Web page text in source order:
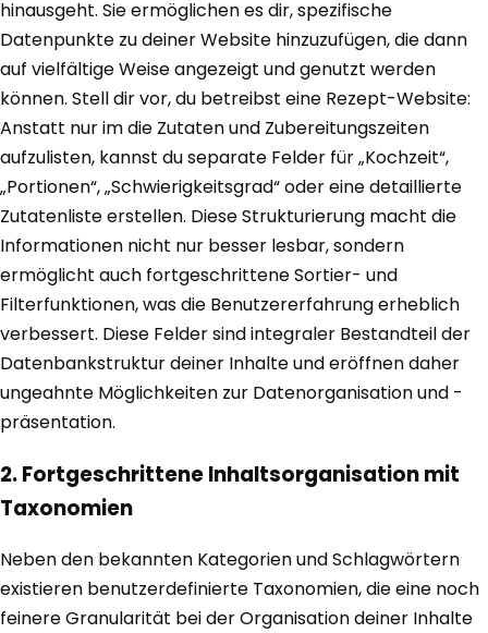
hinausgeht. Sie ermöglichen es dir, spezifische
Datenpunkte zu deiner Website hinzuzufügen, die dann
auf vielfältige Weise angezeigt und genutzt werden
können. Stell dir vor, du betreibst eine Rezept-Website:
Anstatt nur im die Zutaten und Zubereitungszeiten
aufzulisten, kannst du separate Felder für „Kochzeit“,
„Portionen“, „Schwierigkeitsgrad“ oder eine detaillierte
Zutatenliste erstellen. Diese Strukturierung macht die
Informationen nicht nur besser lesbar, sondern
ermöglicht auch fortgeschrittene Sortier- und
Filterfunktionen, was die Benutzererfahrung erheblich
verbessert. Diese Felder sind integraler Bestandteil der
Datenbankstruktur deiner Inhalte und eröffnen daher
ungeahnte Möglichkeiten zur Datenorganisation und -
präsentation.
2. Fortgeschrittene Inhaltsorganisation mit
Taxonomien
Neben den bekannten Kategorien und Schlagwörtern
existieren benutzerdefinierte Taxonomien, die eine noch
feinere Granularität bei der Organisation deiner Inhalte